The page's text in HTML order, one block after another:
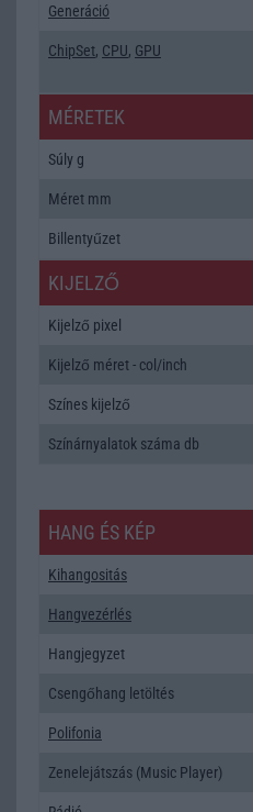
Generáció
ChipSet, CPU, GPU
MÉRETEK
Súly g
Méret mm
Billentyűzet
KIJELZŐ
Kijelző pixel
Kijelző méret - col/inch
Színes kijelző
Színárnyalatok száma db
HANG ÉS KÉP
Kihangositás
Hangvezérlés
Hangjegyzet
Csengőhang letöltés
Polifonia
Zenelejátszás (Music Player)